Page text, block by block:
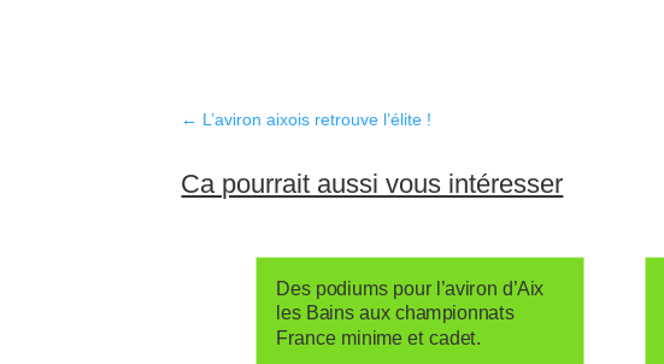
← L’aviron aixois retrouve l’élite !
Ca pourrait aussi vous intéresser
Des podiums pour l’aviron d’Aix
les Bains aux championnats
France minime et cadet.